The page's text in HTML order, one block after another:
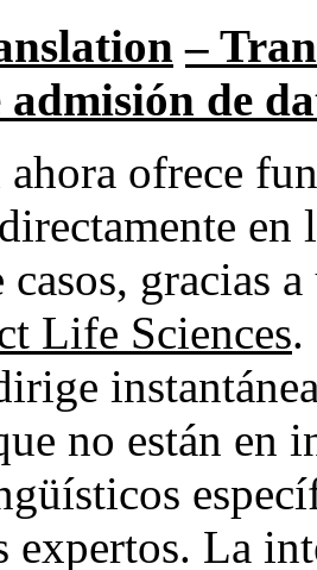
–
de
ofrece
casos, gracias
Life Sciences.
no están en
expertos. La